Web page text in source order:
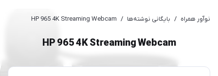
نوآور همراه / بایگانی نوشته‌ها /
HP 965 4K Streaming Webcam
HP 965 4K Streaming Webcam